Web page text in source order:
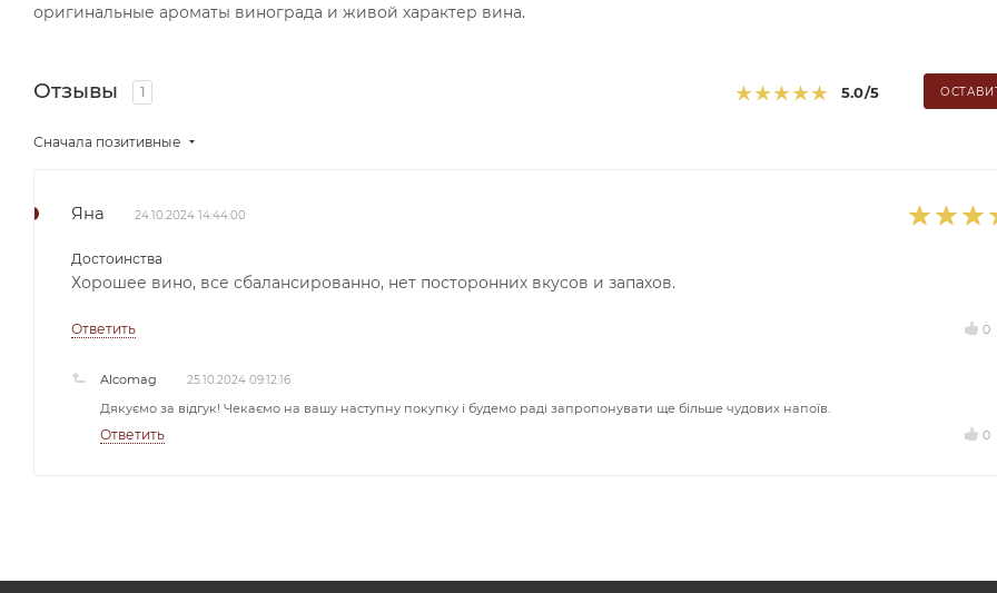
оригинальные ароматы винограда и живой характер вина.
Отзывы 1 5.0/5
Сначала позитивные
Яна 24.10.2024 14:44:00
Достоинства
Хорошее вино, все сбалансированно, нет посторонних вкусов и запахов.
Ответить 0
Alcomag 25.10.2024 09:12:16
Дякуємо за відгук! Чекаємо на вашу наступну покупку і будемо раді запропонувати ще більше чудових напоїв.
Ответить 0